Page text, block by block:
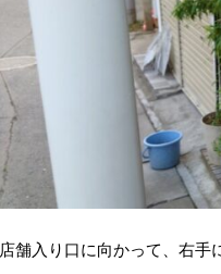
店舗入り口に向かって、右手